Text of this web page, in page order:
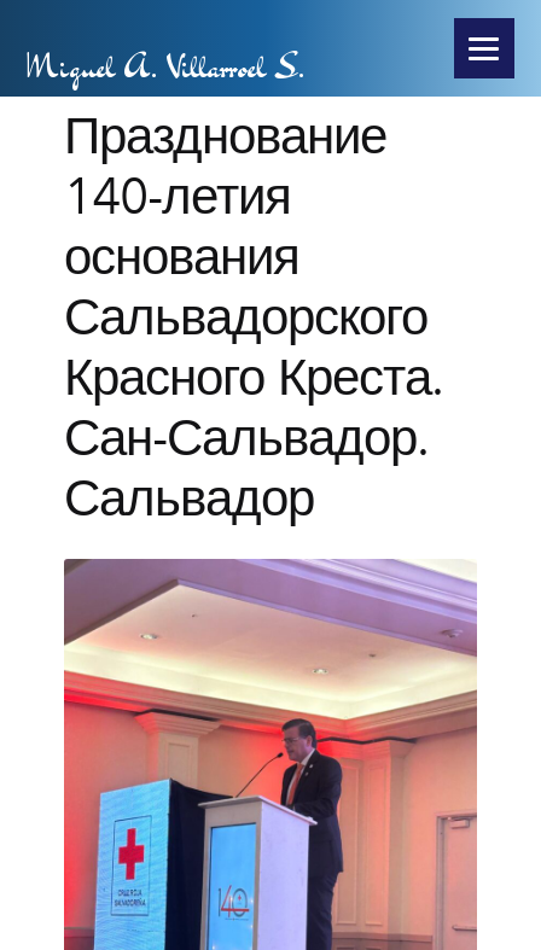
Miguel A. Villarroel S.
Празднование
140-летия
основания
Сальвадорского
Красного Креста.
Сан-Сальвадор.
Сальвадор